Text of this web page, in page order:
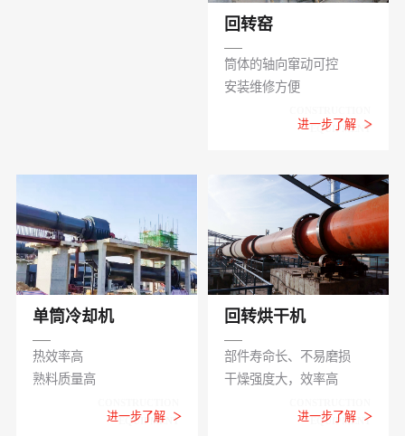
回转窑
筒体的轴向窜动可控
安装维修方便
进一步了解
EQUIPMENT
单筒冷却机
热效率高
熟料质量高
进一步了解
EQUIPMENT
回转烘干机
部件寿命长、不易磨损
干燥强度大，效率高
进一步了解
EQUIPMENT